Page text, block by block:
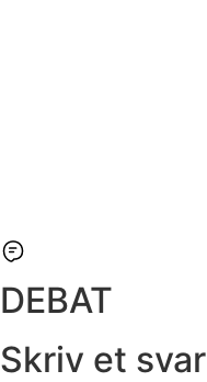
DEBAT
Skriv et svar